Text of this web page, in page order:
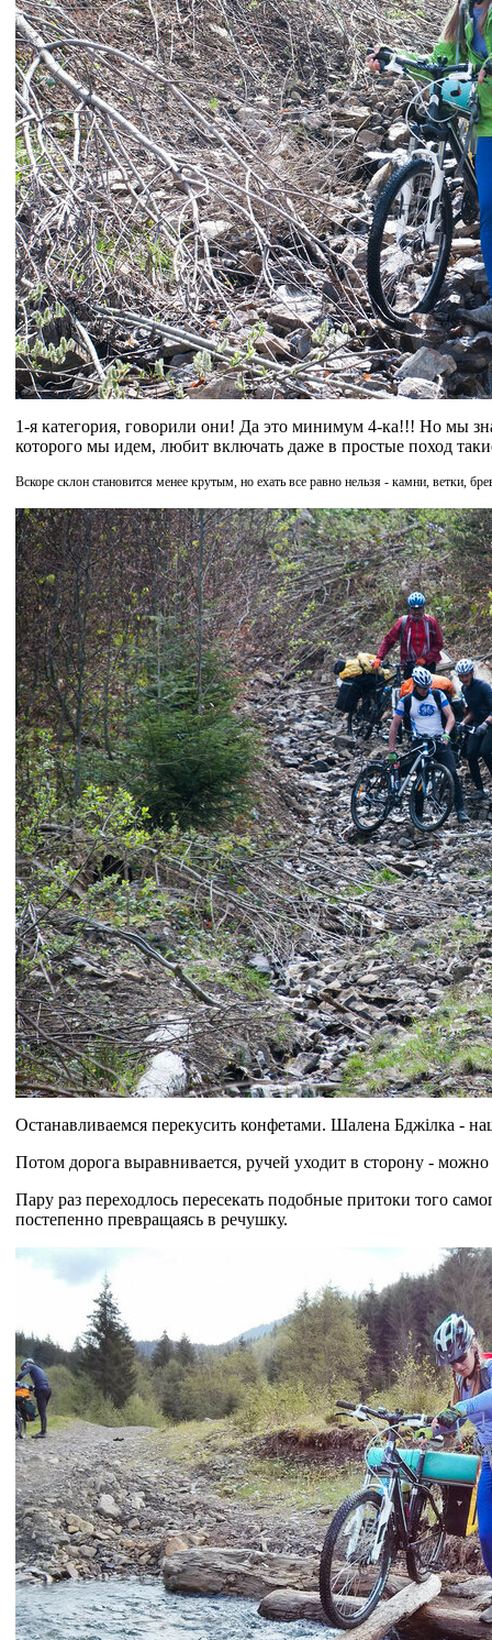
1-я категория, говорили они! Да это минимум 4-ка!!! Но мы
которого мы идем, любит включать даже в простые поход
Вскоре склон становится менее крутым, но ехать все равно нельзя - камни, ветки,
Останавливаемся перекусить конфетами. Шалена Бджiлка -
Потом дорога выравнивается, ручей уходит в сторону - можно
Пару раз переходлось пересекать подобные притоки того
постепенно превращаясь в речушку.